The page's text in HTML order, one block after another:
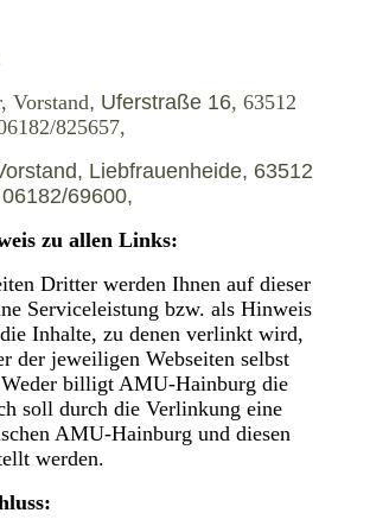
Vorstand, Uferstraße 16, 63512
825657,
, Liebfrauenheide, 63512
69600,
zu allen Links:
Dritter werden Ihnen auf dieser
Serviceleistung bzw. als Hinweis
Inhalte, zu denen verlinkt wird,
der jeweiligen Webseiten selbst
billigt AMU-Hainburg die
soll durch die Verlinkung eine
AMU-Hainburg und diesen
werden.